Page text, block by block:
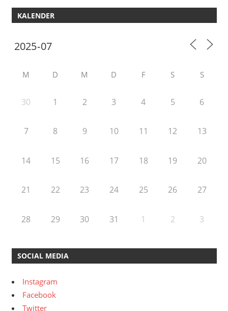
Beiträge
KALENDER
M D M D F S S
30 1 2 3 4 5 6
7 8 9 10 11 12 13
14 15 16 17 18 19 20
21 22 23 24 25 26 27
28 29 30 31 1 2 3
SOCIAL MEDIA
Instagram
Facebook
Twitter